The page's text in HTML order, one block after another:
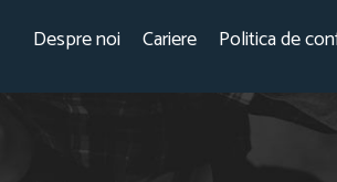
Despre noi Cariere Politica de